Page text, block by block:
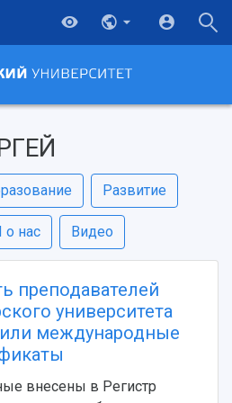
Развитие
нас Видео
преподавателей
университета
международные
внесены в Регистр